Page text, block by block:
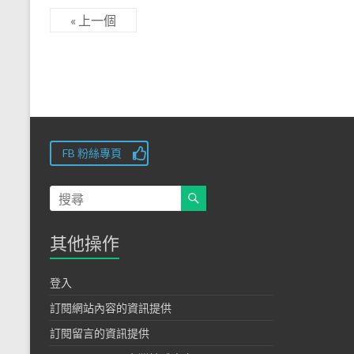
« 上一個
FB 粉絲專頁
其他操作
登入
訂閱網站內容的資訊提供
訂閱留言的資訊提供